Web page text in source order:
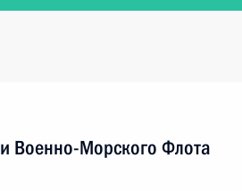
Военно-Морского Флота